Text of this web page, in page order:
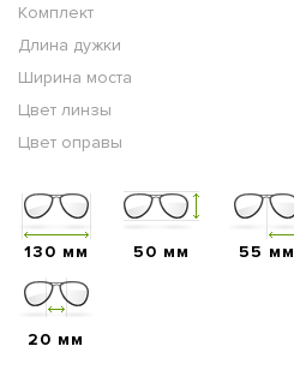
Комплект
Длина дужки
Ширина моста
Цвет линзы
Цвет оправы
130 мм 50 мм 55 мм
20 мм